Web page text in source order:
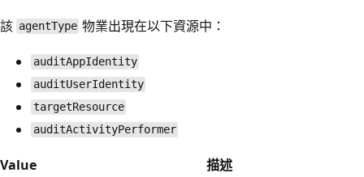
該 agentType 物業出現在以下資源中：
auditAppIdentity
auditUserIdentity
targetResource
auditActivityPerformer
Value 描述